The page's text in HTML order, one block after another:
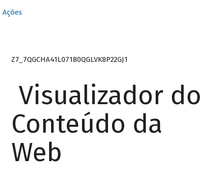
Ações
Z7_7QGCHA41L071B0QGLVK8P22GJ1
Visualizador do
Conteúdo da
Web